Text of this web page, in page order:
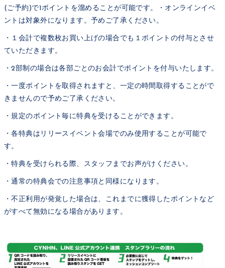
(ご予約)で1ポイントを溜めることが可能です。・オンラインイベ
ントは対象外になります。予めご了承ください。
・１会計で複数枚お買い上げの場合でも１ポイントの付与とさせ
ていただきます。
・2部制の場合は各部ごとのお会計でポイントを付与いたします。
・一度ポイントを取得されますと、一定の時間取得することがで
きませんので予めご了承ください。
・規定のポイント毎に特典を受けることができます。
・各特典はリリースイベント会場でのみ使用することが可能で
す。
・特典を受けられる際、スタッフまでお声がけください。
・通常の特典会での注意事項と同様になります。
・不正利用が発覚した場合は、これまでに獲得したポイントなど
がすべて無効になる場合があります。